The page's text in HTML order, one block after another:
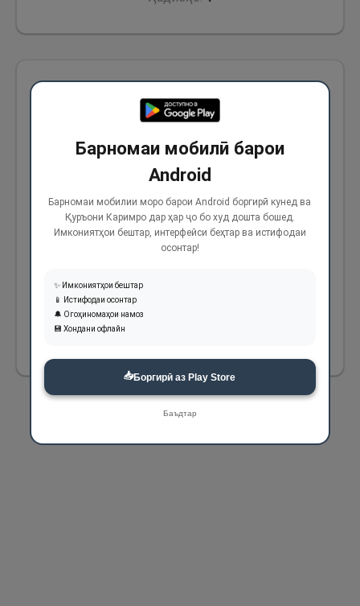
ривоят аст, ки фармуданд: «Худованд
мегӯяд: Бани одам маро такзиб намуд ва ин
чиз барояш шоиста ва муносиб набуд.
мекунад, ӯро дубора ба тавре, ки ҳаст, зинда
карда наметавонам ва дашномаш ин буд, ки
ки фарзанд ва ҳамсар дошта бошам, сахт
бениёзам».
Барномаи мобилӣ барои
Android
Барномаи мобилии моро барои Android боргирӣ кунед ва
Қуръони Каримро дар ҳар ҷо бо худ дошта бошед.
Имкониятҳои бештар, интерфейси беҳтар ва истифодаи
осонтар!
✨ Имкониятҳои бештар
📱 Истифодаи осонтар
🔔 Огоҳиномаҳои намоз
💾 Хондани офлайн
📥Боргирӣ аз Play Store
Баъдтар